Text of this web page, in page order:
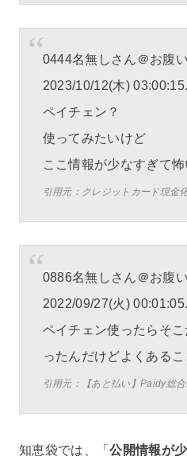
0444名無しさん＠お腹い
2023/10/12(木)
ペイチェン？
使ってみたいけど
ここ情報が少なすぎて怖
引用元：クレジットカード現金
0886名無しさん＠お腹い
2022/09/27(火)
ペイチェン使ったらそ
ったんだけどよくあるこ
引用元：【あと払い】Paidy総
知恵袋では、「公開情報が